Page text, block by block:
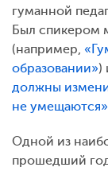
гуманной
Был спикером
(например,
образовании»)
должны
не умещаются»
Одной из
прошедший